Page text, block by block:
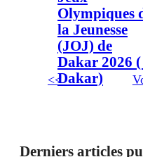
Olympiques
la Jeunesse
(JOJ) de
Dakar 2026
Dakar)
<<
Derniers articles